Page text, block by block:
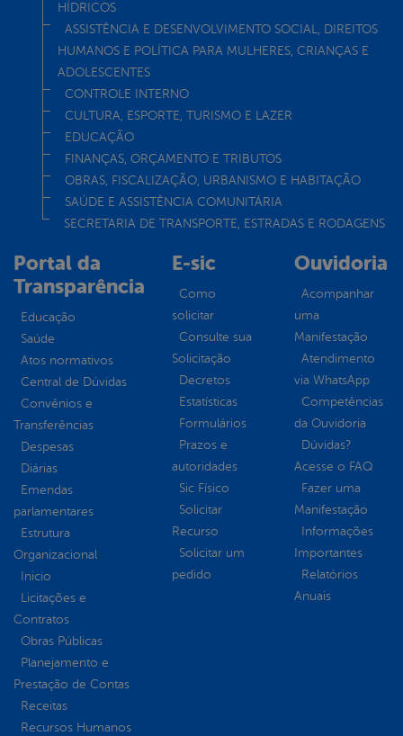
HÍDRICOS
ASSISTÊNCIA E DESENVOLVIMENTO SOCIAL, DIREITOS
HUMANOS E POLÍTICA PARA MULHERES, CRIANÇAS E
ADOLESCENTES
CONTROLE INTERNO
CULTURA, ESPORTE, TURISMO E LAZER
EDUCAÇÃO
FINANÇAS, ORÇAMENTO E TRIBUTOS
OBRAS, FISCALIZAÇÃO, URBANISMO E HABITAÇÃO
SAÚDE E ASSISTÊNCIA COMUNITÁRIA
SECRETARIA DE TRANSPORTE, ESTRADAS E RODAGENS
Portal da
Transparência
Educação
Saúde
Atos normativos
Central de Dúvidas
Convênios e
Transferências
Despesas
Diárias
Emendas
parlamentares
Estrutura
Organizacional
Inicio
Licitações e
Contratos
Obras Públicas
Planejamento e
Prestação de Contas
Receitas
Recursos Humanos
E-sic
Como
solicitar
Consulte sua
Solicitação
Decretos
Estatísticas
Formulários
Prazos e
autoridades
Sic Físico
Solicitar
Recurso
Solicitar um
pedido
Ouvidoria
Acompanhar
uma
Manifestação
Atendimento
via WhatsApp
Competências
da Ouvidoria
Dúvidas?
Acesse o FAQ
Fazer uma
Manifestação
Informações
Importantes
Relatórios
Anuais